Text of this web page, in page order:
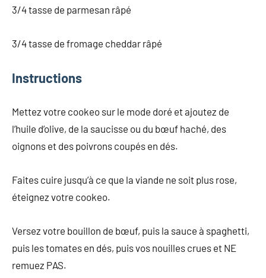
3/4 tasse de parmesan râpé
3/4 tasse de fromage cheddar râpé
Instructions
Mettez votre cookeo sur le mode doré et ajoutez de
l’huile d’olive, de la saucisse ou du bœuf haché, des
oignons et des poivrons coupés en dés.
Faites cuire jusqu’à ce que la viande ne soit plus rose,
éteignez votre cookeo.
Versez votre bouillon de bœuf, puis la sauce à spaghetti,
puis les tomates en dés, puis vos nouilles crues et NE
remuez PAS.